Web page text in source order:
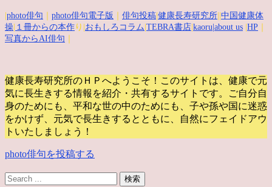
photo俳句 photo俳句電子版 俳句投稿 健康長寿研究所 中国健康体
操 １冊からの本作 り| おもしろコラム TEBRA書店 kaoru |about us HP
写真からAI俳句
健康長寿研究所のＨＰへようこそ！このサイトは、健康で元
気に長生きする情報を紹介・共有するサイトです。
ご自分自
身のためにも、平和な世の中のためにも、子や孫や国に迷惑
をかけず、元気で長生きするとともに、自然にフェイドアウ
トいたしましょう！
photo俳句を投稿する